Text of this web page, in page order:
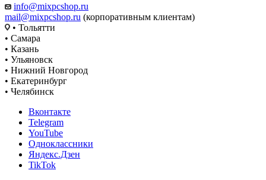
info@mixpcshop.ru
mail@mixpcshop.ru (корпоративным клиентам)
• Тольятти
• Самара
• Казань
• Ульяновск
• Нижний Новгород
• Екатеринбург
• Челябинск
Вконтакте
Telegram
YouTube
Одноклассники
Яндекс.Дзен
TikTok